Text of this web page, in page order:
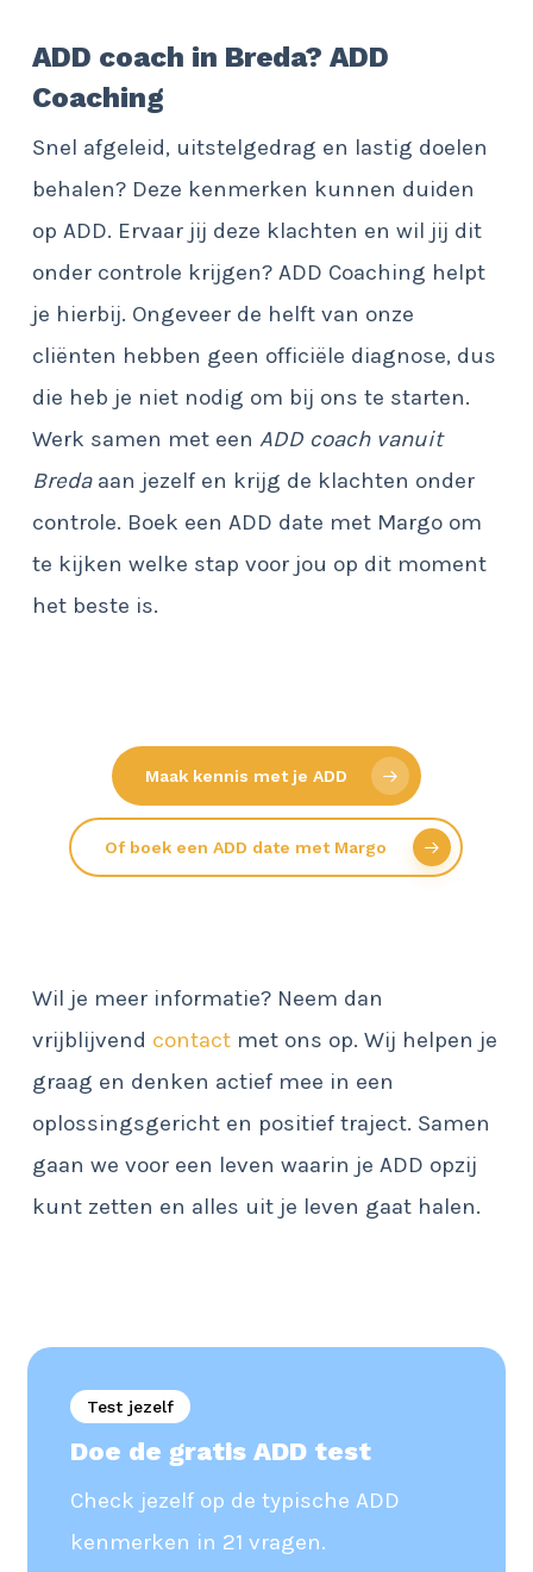
ADD coach in Breda? ADD
Coaching
Snel afgeleid, uitstelgedrag en lastig doelen
behalen? Deze kenmerken kunnen duiden
op ADD. Ervaar jij deze klachten en wil jij dit
onder controle krijgen? ADD Coaching helpt
je hierbij. Ongeveer de helft van onze
cliënten hebben geen officiële diagnose, dus
die heb je niet nodig om bij ons te starten.
Werk samen met een ADD coach vanuit
Bredaaan jezelf en krijg de klachten onder
controle. Boek een ADD date met Margo om
te kijken welke stap voor jou op dit moment
het beste is.
Maak kennis met je ADD
Of boek een ADD date met Margo
Wil je meer informatie? Neem dan
vrijblijvend contactmet ons op. Wij helpen je
graag en denken actief mee in een
oplossingsgericht en positief traject. Samen
gaan we voor een leven waarin je ADD opzij
kunt zetten en alles uit je leven gaat halen.
Test jezelf
Doe de gratis ADD test
Check jezelf op de typische ADD
kenmerken in 21 vragen.